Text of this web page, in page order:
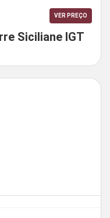
VER PREÇO
Siciliane IGT